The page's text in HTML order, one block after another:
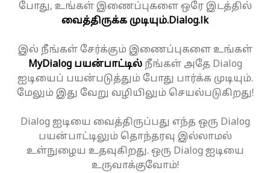
போது, உங்கள் இணைப்புகளை ஒரே இடத்தில்
வைத்திருக்க முடியும்.Dialog.lk
இல் நீங்கள் சேர்க்கும் இணைப்புகளை உங்கள்
MyDialog பயன்பாட்டில்நீங்கள் அதே Dialog
ஐடியைப் பயன்படுத்தும் போது பார்க்க முடியும்.
மேலும் இது வேறு வழியிலும் செயல்படுகிறது!
Dialog ஐடியை வைத்திருப்பது எந்த ஒரு Dialog
பயன்பாட்டிலும் தொந்தரவு இல்லாமல்
உள்நுழைய உதவுகிறது. ஒரு Dialog ஐடியை
உருவாக்குவோம்!